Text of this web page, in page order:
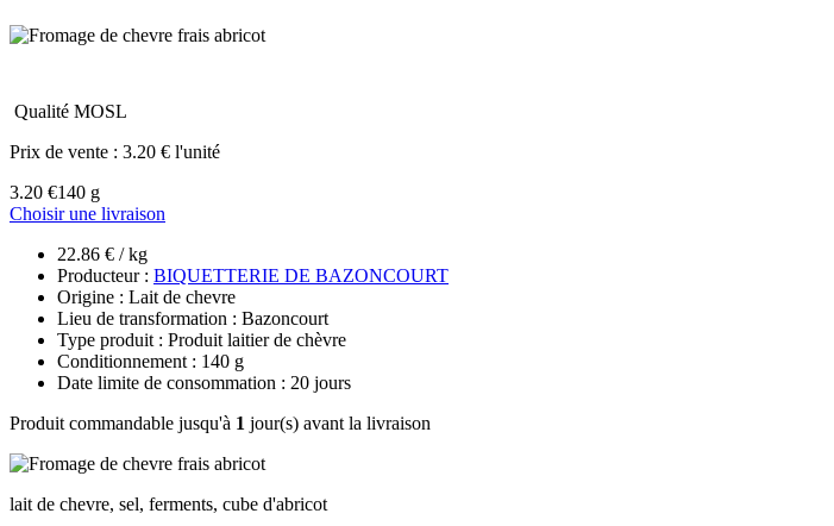
Qualité MOSL
Prix de vente : 3.20 € l'unité
3.20 €140 g
Choisir une livraison
22.86 € / kg
Producteur : BIQUETTERIE DE BAZONCOURT
Origine : Lait de chevre
Lieu de transformation : Bazoncourt
Type produit : Produit laitier de chèvre
Conditionnement : 140 g
Date limite de consommation : 20 jours
Produit commandable jusqu'à 1 jour(s) avant la livraison
lait de chevre, sel, ferments, cube d'abricot